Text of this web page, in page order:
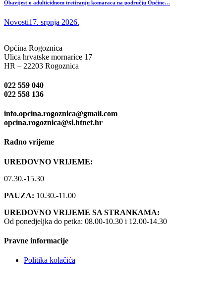
Obavijest o adulticidnom tretiranju komaraca na području Općine…
Novosti17. srpnja 2026.
Općina Rogoznica
Ulica hrvatske mornarice 17
HR – 22203 Rogoznica
022 559 040
022 558 136
info.opcina.rogoznica@gmail.com
opcina.rogoznica@si.htnet.hr
Radno vrijeme
UREDOVNO VRIJEME:
07.30.-15.30
PAUZA: 10.30.-11.00
UREDOVNO VRIJEME SA STRANKAMA:
Od ponedjeljka do petka: 08.00-10.30 i 12.00-14.30
Pravne informacije
Politika kolačića